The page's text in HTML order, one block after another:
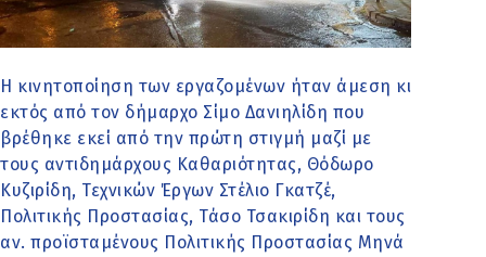
Η κινητοποίηση των εργαζομένων ήταν άμεση κι
εκτός από τον δήμαρχο Σίμο Δανιηλίδη που
βρέθηκε εκεί από την πρώτη στιγμή μαζί με
τους αντιδημάρχους Καθαριότητας, Θόδωρο
Κυζιρίδη, Τεχνικών Έργων Στέλιο Γκατζέ,
Πολιτικής Προστασίας, Τάσο Τσακιρίδη και τους
αν. προϊσταμένους Πολιτικής Προστασίας Μηνά